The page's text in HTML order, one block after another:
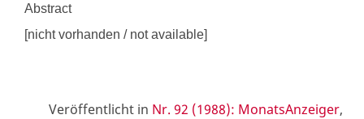
Abstract
[nicht vorhanden / not available]
Veröffentlicht in Nr. 92 (1988): MonatsAnzeiger,